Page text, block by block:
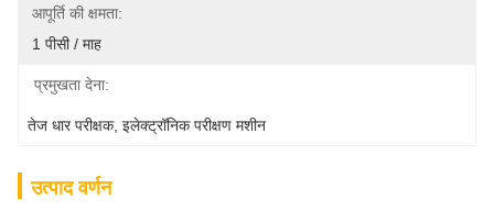
आपूर्ति की क्षमता:
1 पीसी / माह
प्रमुखता देना:
तेज धार परीक्षक, इलेक्ट्रॉनिक परीक्षण मशीन
उत्पाद वर्णन